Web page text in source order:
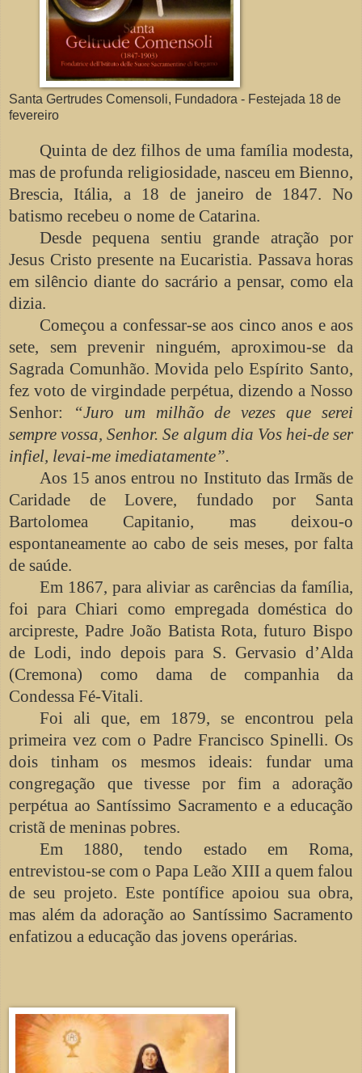
Santa Gertrudes Comensoli, Fundadora - Festejada 18 de
fevereiro
Quinta de dez filhos de uma família modesta,
mas de profunda religiosidade, nasceu em Bienno,
Brescia, Itália, a 18 de janeiro de 1847. No
batismo recebeu o nome de Catarina.
Desde pequena sentiu grande atração por
Jesus Cristo presente na Eucaristia. Passava horas
em silêncio diante do sacrário a pensar, como ela
dizia.
Começou a confessar-se aos cinco anos e aos
sete, sem prevenir ninguém, aproximou-se da
Sagrada Comunhão. Movida pelo Espírito Santo,
fez voto de virgindade perpétua, dizendo a Nosso
Senhor:
“Juro um milhão de vezes que serei
sempre vossa, Senhor. Se algum dia Vos hei-de ser
infiel, levai-me imediatamente”.
Aos 15 anos entrou no Instituto das Irmãs de
Caridade de Lovere, fundado por Santa
Bartolomea Capitanio, mas deixou-o
espontaneamente ao cabo de seis meses, por falta
de saúde.
Em 1867, para aliviar as carências da família,
foi para Chiari como empregada doméstica do
arcipreste, Padre João Batista Rota, futuro Bispo
de Lodi, indo depois para S. Gervasio d’Alda
(Cremona) como dama de companhia da
Condessa Fé-Vitali.
Foi ali que, em 1879, se encontrou pela
primeira vez com o Padre Francisco Spinelli. Os
dois tinham os mesmos ideais: fundar uma
congregação que tivesse por fim a adoração
perpétua ao Santíssimo Sacramento e a educação
cristã de meninas pobres.
Em 1880, tendo estado em Roma,
entrevistou-se com o Papa Leão XIII a quem falou
de seu projeto. Este pontífice apoiou sua obra,
mas além da adoração ao Santíssimo Sacramento
enfatizou a educação das jovens operárias.